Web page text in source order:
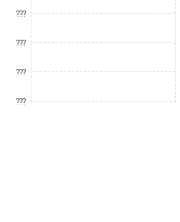
???
???
???
???